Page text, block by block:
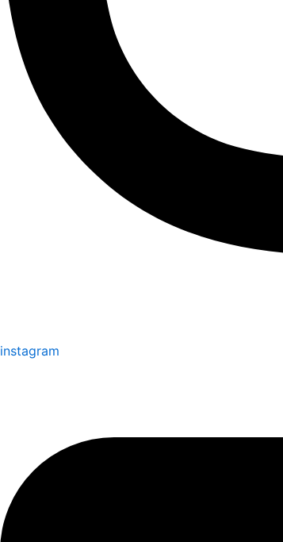
instagram